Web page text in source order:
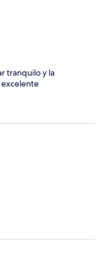
tranquilo y la